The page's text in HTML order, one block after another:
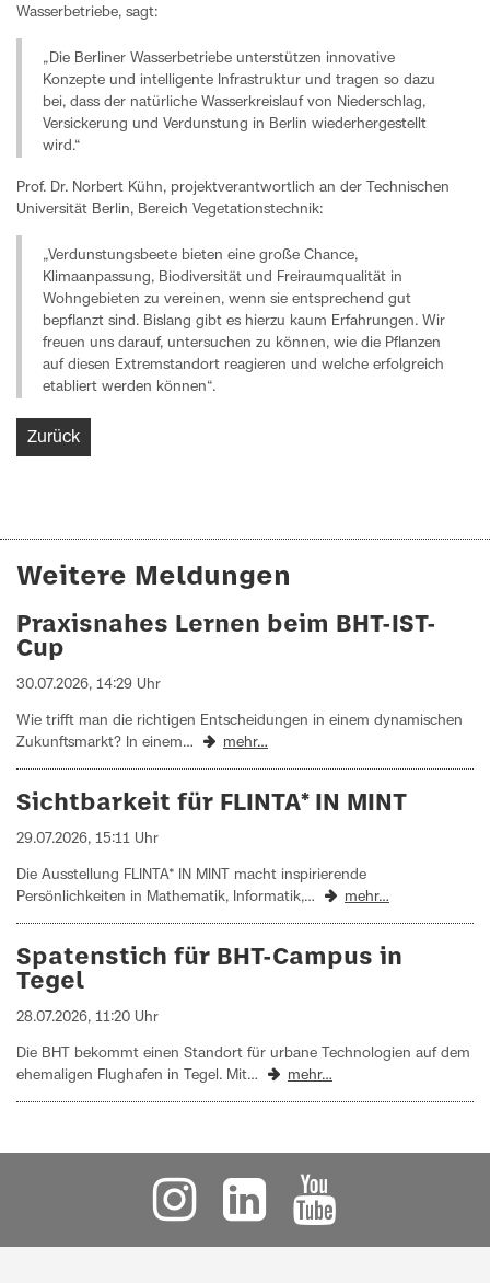
Wasserbetriebe, sagt:
„Die Berliner Wasserbetriebe unterstützen innovative
Konzepte und intelligente Infrastruktur und tragen so dazu
bei, dass der natürliche Wasserkreislauf von Niederschlag,
Versickerung und Verdunstung in Berlin wiederhergestellt
wird.“
Prof. Dr. Norbert Kühn, projektverantwortlich an der Technischen
Universität Berlin, Bereich Vegetationstechnik:
„Verdunstungsbeete bieten eine große Chance,
Klimaanpassung, Biodiversität und Freiraumqualität in
Wohngebieten zu vereinen, wenn sie entsprechend gut
bepflanzt sind. Bislang gibt es hierzu kaum Erfahrungen. Wir
freuen uns darauf, untersuchen zu können, wie die Pflanzen
auf diesen Extremstandort reagieren und welche erfolgreich
etabliert werden können“.
Zurück
Weitere Meldungen
Praxisnahes Lernen beim BHT-IST-
Cup
30.07.2026, 14:29 Uhr
Wie trifft man die richtigen Entscheidungen in einem dynamischen
Zukunftsmarkt? In einem…
mehr…
Sichtbarkeit für FLINTA* IN MINT
29.07.2026, 15:11 Uhr
Die Ausstellung FLINTA* IN MINT macht inspirierende
Persönlichkeiten in Mathematik, Informatik,…
mehr…
Spatenstich für BHT-Campus in
Tegel
28.07.2026, 11:20 Uhr
Die BHT bekommt einen Standort für urbane Technologien auf dem
ehemaligen Flughafen in Tegel. Mit…
mehr…